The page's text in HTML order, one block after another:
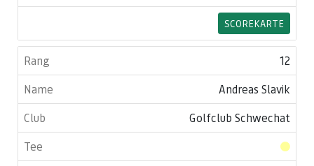
SCOREKARTE
12
Andreas Slavik
Golfclub Schwechat